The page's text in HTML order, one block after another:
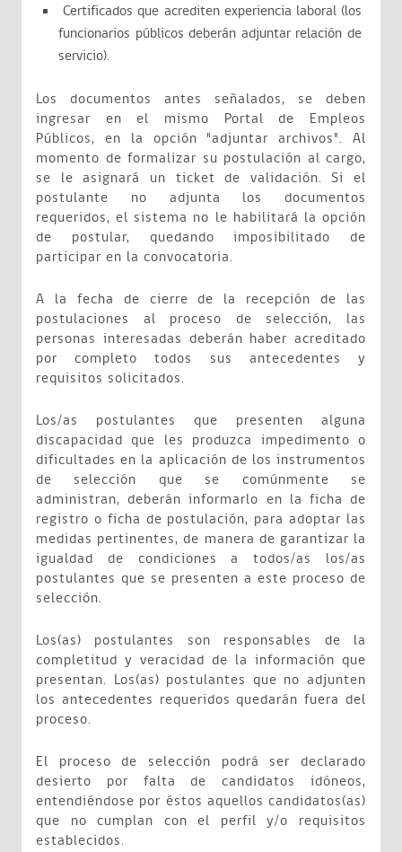
Certificados que acrediten experiencia laboral (los
funcionarios públicos deberán adjuntar relación de
servicio).
Los documentos antes señalados, se deben
ingresar en el mismo Portal de Empleos
Públicos, en la opción "adjuntar archivos". Al
momento de formalizar su postulación al cargo,
se le asignará un ticket de validación. Si el
postulante no adjunta los documentos
requeridos, el sistema no le habilitará la opción
de postular, quedando imposibilitado de
participar en la convocatoria.
A la fecha de cierre de la recepción de las
postulaciones al proceso de selección, las
personas interesadas deberán haber acreditado
por completo todos sus antecedentes y
requisitos solicitados.
Los/as postulantes que presenten alguna
discapacidad que les produzca impedimento o
dificultades en la aplicación de los instrumentos
de selección que se comúnmente se
administran, deberán informarlo en la ficha de
registro o ficha de postulación, para adoptar las
medidas pertinentes, de manera de garantizar la
igualdad de condiciones a todos/as los/as
postulantes que se presenten a este proceso de
selección.
Los(as) postulantes son responsables de la
completitud y veracidad de la información que
presentan. Los(as) postulantes que no adjunten
los antecedentes requeridos quedarán fuera del
proceso.
El proceso de selección podrá ser declarado
desierto por falta de candidatos idóneos,
entendiéndose por éstos aquellos candidatos(as)
que no cumplan con el perfil y/o requisitos
establecidos.